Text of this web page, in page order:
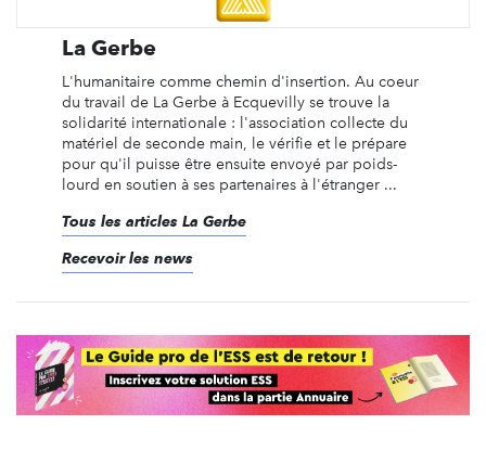
La Gerbe
L'humanitaire comme chemin d'insertion. Au coeur
du travail de La Gerbe à Ecquevilly se trouve la
solidarité internationale : l'association collecte du
matériel de seconde main, le vérifie et le prépare
pour qu'il puisse être ensuite envoyé par poids-
lourd en soutien à ses partenaires à l'étranger ...
Tous les articles La Gerbe
Recevoir les news